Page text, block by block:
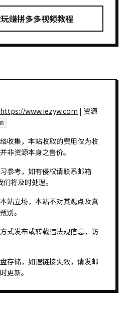
赚拼多多视频教程
https://www.iezyw.com | 资源
收集，本站收取的费用仅为收
非资源本身之售价。
参考，如有侵权请联系邮箱
们将及时处理。
站立场，本站不对其观点及真
别。
式发布或转载违法规信息，访
存储，如遇链接失效，请发邮
更新。